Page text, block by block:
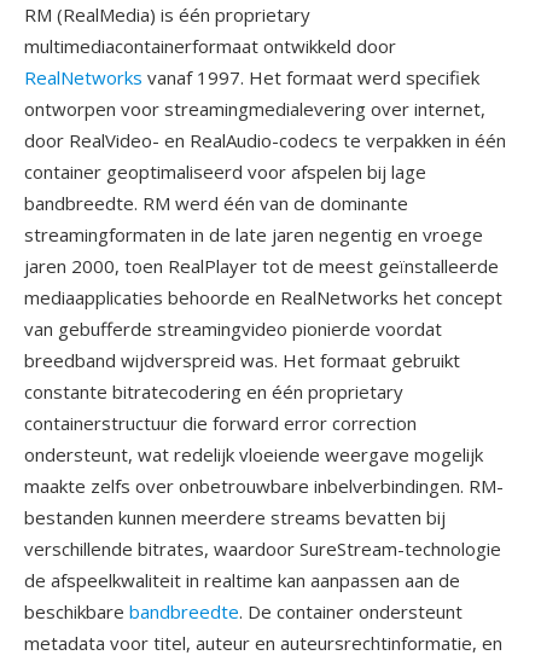
RM (RealMedia) is één proprietary
multimediacontainerformaat ontwikkeld door
RealNetworks vanaf 1997. Het formaat werd specifiek
ontworpen voor streamingmedialevering over internet,
door RealVideo- en RealAudio-codecs te verpakken in één
container geoptimaliseerd voor afspelen bij lage
bandbreedte. RM werd één van de dominante
streamingformaten in de late jaren negentig en vroege
jaren 2000, toen RealPlayer tot de meest geïnstalleerde
mediaapplicaties behoorde en RealNetworks het concept
van gebufferde streamingvideo pionierde voordat
breedband wijdverspreid was. Het formaat gebruikt
constante bitratecodering en één proprietary
containerstructuur die forward error correction
ondersteunt, wat redelijk vloeiende weergave mogelijk
maakte zelfs over onbetrouwbare inbelverbindingen. RM-
bestanden kunnen meerdere streams bevatten bij
verschillende bitrates, waardoor SureStream-technologie
de afspeelkwaliteit in realtime kan aanpassen aan de
beschikbare bandbreedte. De container ondersteunt
metadata voor titel, auteur en auteursrechtinformatie, en